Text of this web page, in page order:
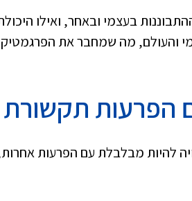
בעצמי ובאחר, ואילו
מה שמחבר את הפרגמטיקה
הפרעות
להיות מבלבלת עם הפרעות